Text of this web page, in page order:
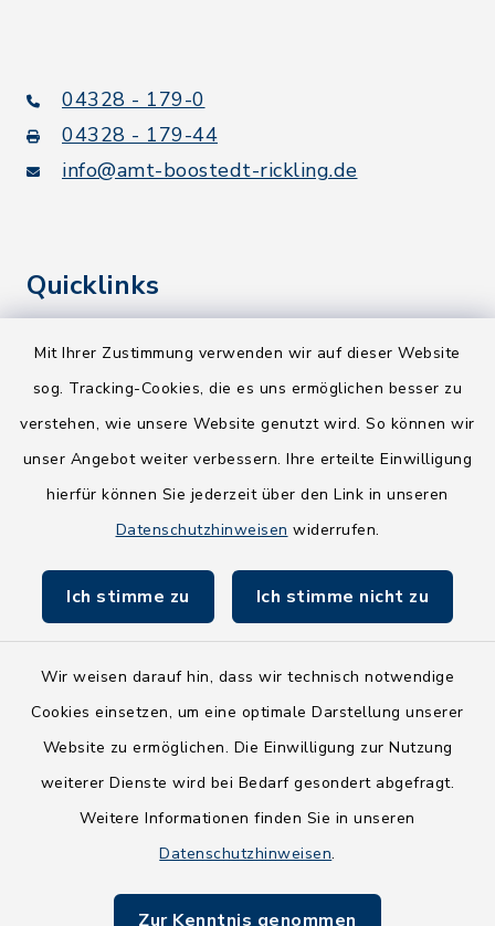
Mit Ihrer Zustimmung verwenden wir auf dieser Website
sog. Tracking-Cookies, die es uns ermöglichen besser zu
verstehen, wie unsere Website genutzt wird. So können wir
unser Angebot weiter verbessern. Ihre erteilte Einwilligung
hierfür können Sie jederzeit über den Link in unseren
Datenschutzhinweisen widerrufen.
Ich stimme zu Ich stimme nicht zu
Wir weisen darauf hin, dass wir technisch notwendige
Cookies einsetzen, um eine optimale Darstellung unserer
Website zu ermöglichen. Die Einwilligung zur Nutzung
weiterer Dienste wird bei Bedarf gesondert abgefragt.
Weitere Informationen finden Sie in unseren
Datenschutzhinweisen.
Zur Kenntnis genommen
04328 - 179-0
04328 - 179-44
info@amt-boostedt-rickling.de
Quicklinks
Wege-Zweckverband
NEU! Amtsbroschüre 2026
Holsteiner Auenland
Land Schleswig-Holstein
Kontakt
Datenschutz
Impressum